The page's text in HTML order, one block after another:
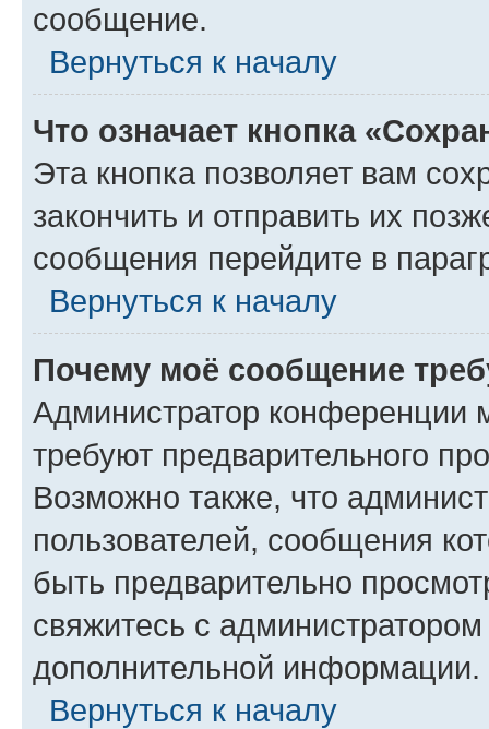
сообщение.
Вернуться к началу
Что означает кнопка
Эта кнопка позволяет вам
закончить и отправить их
сообщения перейдите в
Вернуться к началу
Почему моё сообщение
Администратор конференции
требуют предварительного
Возможно также, что
пользователей, сообщения
быть предварительно
свяжитесь с
дополнительной информации.
Вернуться к началу